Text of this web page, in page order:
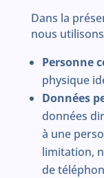
Dans la
nous
Personne
physique
Données
données
à une
limitation,
de